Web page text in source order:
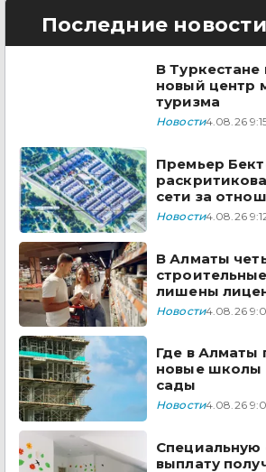
Последние новости
В Туркестане
новый центр
туризма
Новости4.08.26
Премьер
сети за
Новости4.08.26
В Алматы
лишены
Новости4.08.26
Где в Алматы
новые школы
сады
Новости4.08.26
Специальную
выплату